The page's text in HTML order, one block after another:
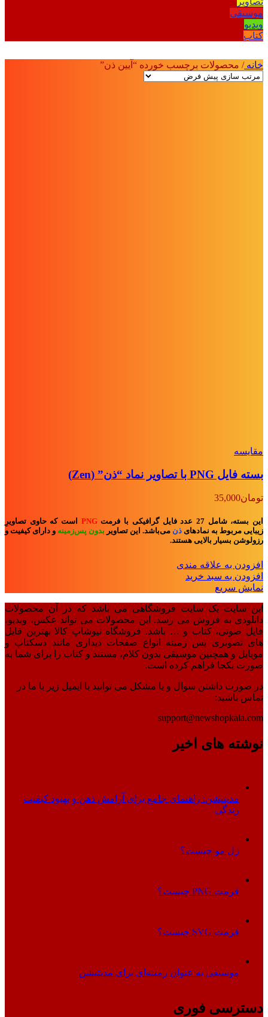
موسیقی
ویدیو
کتاب
خانه/ محصولات برچسب خورده “آیین ذن”
مقايسه
بسته فایل PNG با تصاویر نماد “ذن” (Zen)
تومان35,000
این بسته، شامل 27 عدد فایل گرافیکی با فرمت PNG
است که حاوی تصاویرِ
زیبایی مربوط به نمادهای ذن می‌باشد. این تصاویر بدون پس‌زمینه و دارای کیفیت و
رزولوشن بسیار بالایی هستند.
افزودن به علاقه مندی
افزودن به سبد خرید
نمایش سریع
این سایت یک سایت فروشگاهی می باشد که در آن محصولات
دانلودی به فروش می رسد. این محصولات می تواند عکس، ویدیو،
فایل صوتی، کتاب و … باشد. فروشگاه نیوشاپ کالا بهترین فایل
های تصویری پس زمینه انواع صفحات دیداری مانند دسکتاپ و
موبایل و همچنین موسیقی بدون کلام، مستند و کتاب را برای شما به
صورت یکجا فراهم کرده است.
در صورت داشتن سوال و یا مشکل می توانید با ایمیل زیر با ما در
تماس باشید:
support@newshopkala.com
نوشته های اخیر
مدیتیشن: راهنمای جامع برای آرامش ذهن و بهبود کیفیت
زندگی
ژل مو چیست؟
فرمت PNG چیست؟
فرمت SVG چیست؟
موسیقی به عنوان زمینه‌ای برای مدیتیشن
دسترسی فوری